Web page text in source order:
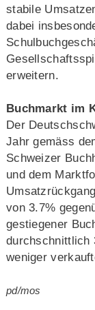
stabile
dabei
erweitern.
Buchmarkt im
Der
Jahr gemäss
Schweizer
und dem
von 3.7%
gestiegener
durchschnittlich
weniger
pd/mos